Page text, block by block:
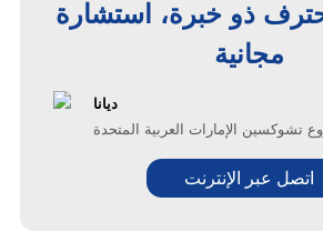
ذو خبرة، استشارة
مجانية
ديانا
تشوكسين الإمارات العربية المتحدة
اتصل عبر الإنترنت